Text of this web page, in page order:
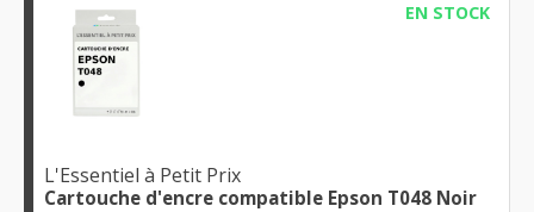
EN STOCK
L'Essentiel à Petit Prix
Cartouche d'encre compatible Epson T048 Noir